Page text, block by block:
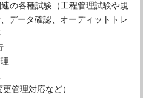
の各種試験（工程管理試験や規
データ確認、オーディットトレ
管理対応など）